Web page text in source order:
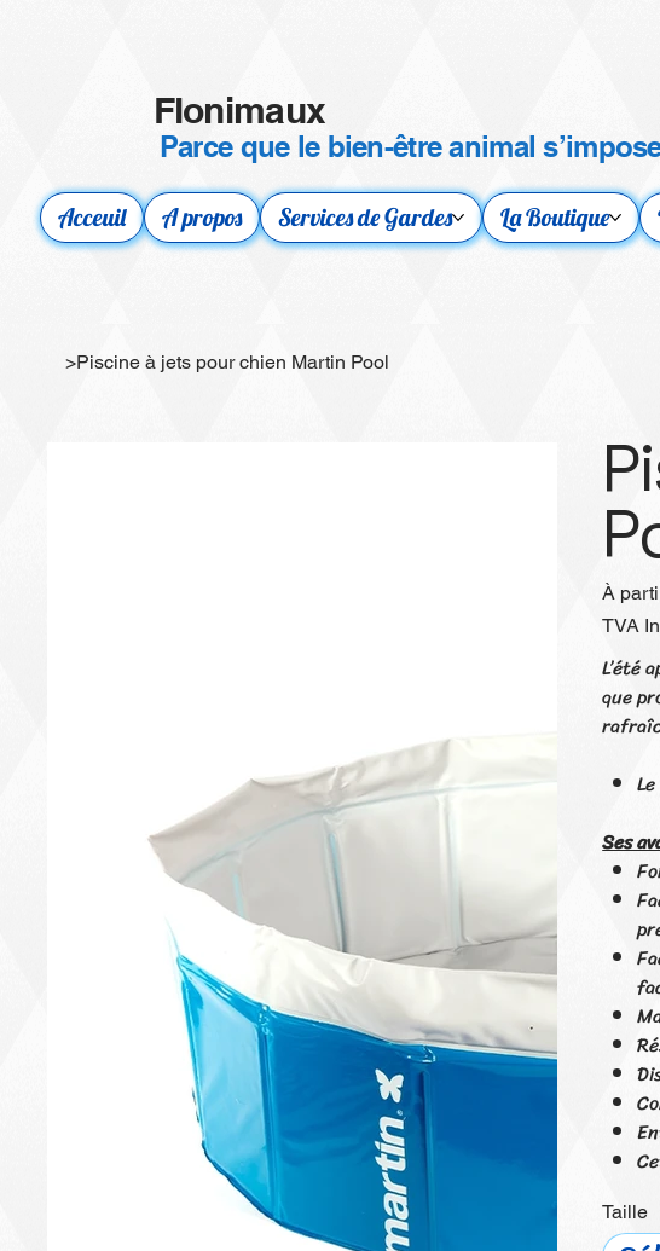
Flonimaux
Parce que le bien-être animal
Acceuil A propos Services de Gardes La Boutique
>Piscine à jets pour chien Martin Pool
À
TVA
L’été
que
Ses
Taille